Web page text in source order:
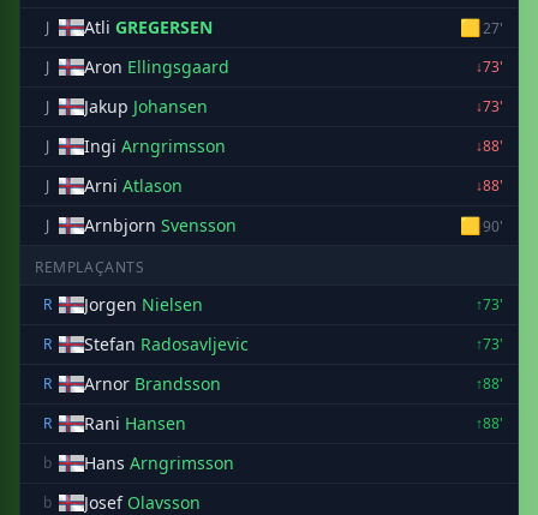
J
Atli GREGERSEN 🟨27'
J
Aron Ellingsgaard
↓73'
J
Jakup Johansen
↓73'
J
Ingi Arngrimsson
↓88'
J
Arni Atlason
↓88'
J
Arnbjorn Svensson 🟨90'
REMPLAÇANTS
R
Jorgen Nielsen
↑73'
R
Stefan Radosavljevic
↑73'
R
Arnor Brandsson
↑88'
R
Rani Hansen
↑88'
b
Hans Arngrimsson
b Josef Olavsson